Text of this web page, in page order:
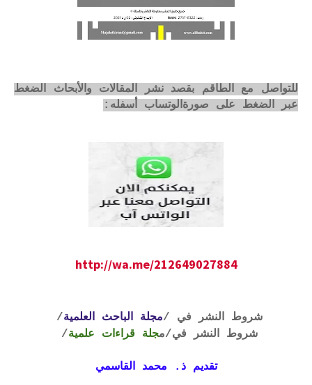
للتواصل مع الطاقم بقصد نشر المقالات والأبحاث الضغط
عبر الضغط على صورةالوتساب أسفله:
http://wa.me/212649027884
شروط النشر في /مجلة الباحث العلمية/
شروط النشر في/مجلة قراءات علمية/
تقديم ذ. محمد القاسمي